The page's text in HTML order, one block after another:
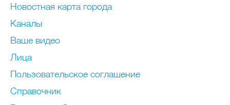
Новостная карта города
Каналы
Ваше видео
Лица
Пользовательское соглашение
Справочник